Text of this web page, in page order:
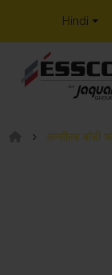
Hindi
कन्सील्ड बॉडी